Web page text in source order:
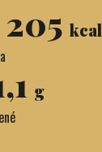
kcal
g